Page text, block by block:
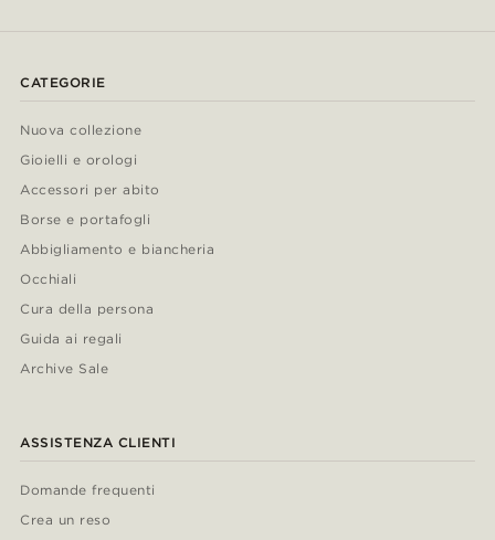
CATEGORIE
Nuova collezione
Gioielli e orologi
Accessori per abito
Borse e portafogli
Abbigliamento e biancheria
Occhiali
Cura della persona
Guida ai regali
Archive Sale
ASSISTENZA CLIENTI
Domande frequenti
Crea un reso